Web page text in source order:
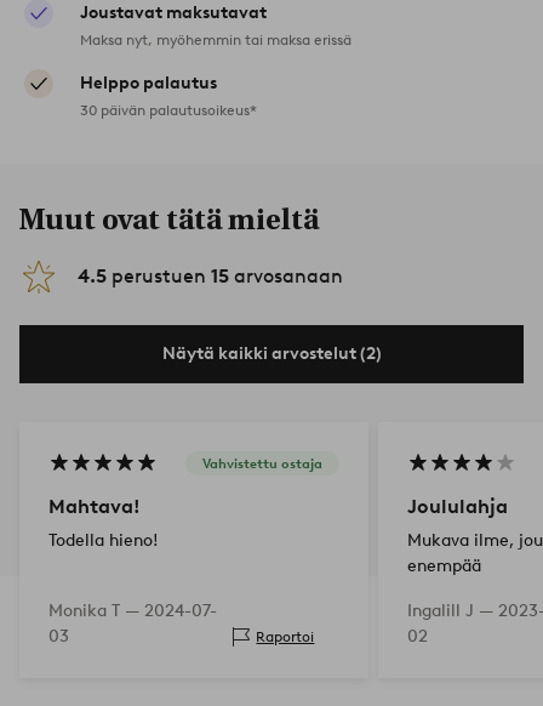
Joustavat maksutavat
Maksa nyt, myöhemmin tai maksa erissä
Helppo palautus
30 päivän palautusoikeus*
Muut ovat tätä mieltä
4.5 perustuen 15 arvosanaan
Näytä kaikki arvostelut (2)
Vahvistettu ostaja
Mahtava!
Todella hieno!
Monika T — 2024-07-
03
Raportoi
Joululahja
Mukava ilme,
enempää
Ingalill J —
02